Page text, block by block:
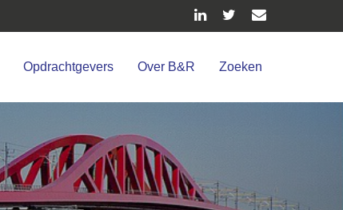
Opdrachtgevers Over B&R Zoeken